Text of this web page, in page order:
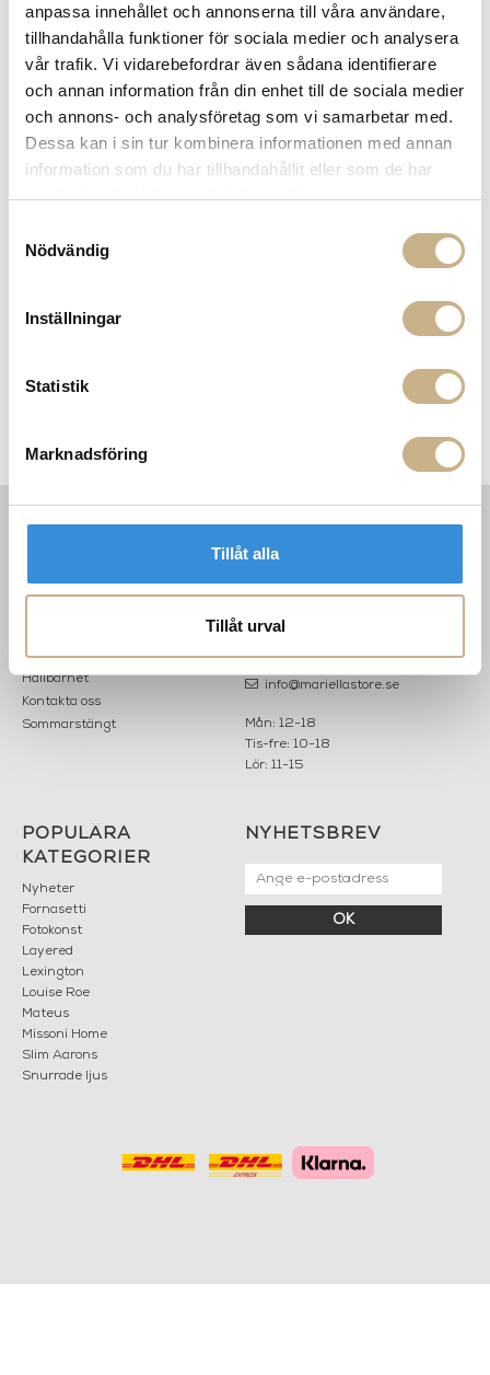
anpassa innehållet och annonserna till våra användare,
tillhandahålla funktioner för sociala medier och analysera
vår trafik. Vi vidarebefordrar även sådana identifierare
och annan information från din enhet till de sociala medier
och annons- och analysföretag som vi samarbetar med.
Dessa kan i sin tur kombinera informationen med annan
information som du har tillhandahållit eller som de har
samlat in när du har använt deras tjänster.
Nödvändig
Inställningar
Statistik
Marknadsföring
Tillåt alla
Tillåt urval
BESKRIVNING
SPECIFIKATIONER
PRODUKTVARIANTER
Startsidan
Karriär
Hållbarhet
Kontakta oss
Sommarstängt
KONTAKT
MARIELLA INTERIORS
503 30 BORÅS
info@mariellastore.se
Mån: 12-18
Tis-fre: 10-18
Lör: 11-15
POPULÄRA
KATEGORIER
Nyheter
Fornasetti
Fotokonst
Layered
Lexington
Louise Roe
Mateus
Missoni Home
Slim Aarons
Snurrade ljus
NYHETSBREV
OK